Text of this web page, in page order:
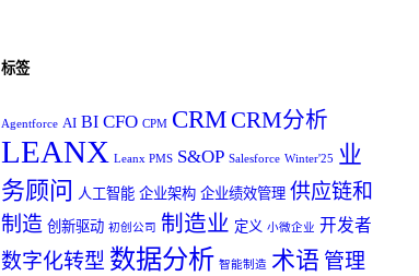
标签
Agentforce AI BI CFO CPM CRMCRM分析
LEANX Leanx PMS S&OP Salesforce Winter'25
业
务顾问 人工智能 企业架构 企业绩效管理 供应链和
制造 创新驱动 初创公司 制造业 定义 小微企业 开发者
数字化转型 数据分析 智能制造 术语 管理